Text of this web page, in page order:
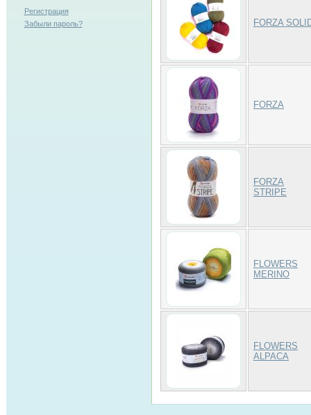
Регистрация
Забыли пароль?
FORZA
FORZA
FORZA
STRIPE
FLOWERS
MERINO
FLOWERS
ALPACA